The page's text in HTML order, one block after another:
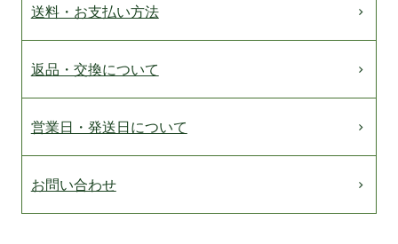
送料・お支払い方法
返品・交換について
営業日・発送日について
お問い合わせ